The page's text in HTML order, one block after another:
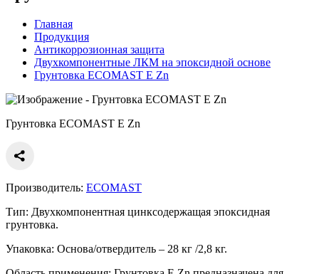
Главная
Продукция
Антикоррозионная защита
Двухкомпонентные ЛКМ на эпоксидной основе
Грунтовка ECOMAST E Zn
Грунтовка ECOMAST E Zn
Производитель: ECOMAST
Тип: Двухкомпонентная цинксодержащая эпоксидная
грунтовка.
Упаковка: Основа/отвердитель – 28 кг /2,8 кг.